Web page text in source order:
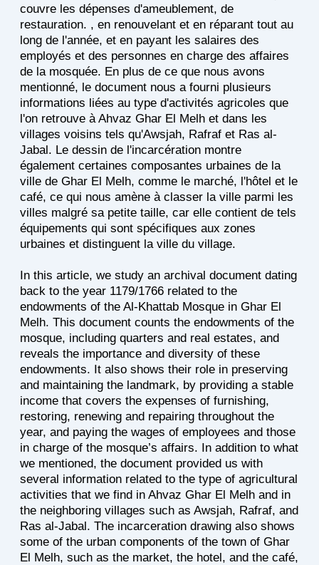
couvre les dépenses d'ameublement, de
restauration. , en renouvelant et en réparant tout au
long de l'année, et en payant les salaires des
employés et des personnes en charge des affaires
de la mosquée. En plus de ce que nous avons
mentionné, le document nous a fourni plusieurs
informations liées au type d'activités agricoles que
l'on retrouve à Ahvaz Ghar El Melh et dans les
villages voisins tels qu'Awsjah, Rafraf et Ras al-
Jabal. Le dessin de l'incarcération montre
également certaines composantes urbaines de la
ville de Ghar El Melh, comme le marché, l'hôtel et le
café, ce qui nous amène à classer la ville parmi les
villes malgré sa petite taille, car elle contient de tels
équipements qui sont spécifiques aux zones
urbaines et distinguent la ville du village.
In this article, we study an archival document dating
back to the year 1179/1766 related to the
endowments of the Al-Khattab Mosque in Ghar El
Melh. This document counts the endowments of the
mosque, including quarters and real estates, and
reveals the importance and diversity of these
endowments. It also shows their role in preserving
and maintaining the landmark, by providing a stable
income that covers the expenses of furnishing,
restoring, renewing and repairing throughout the
year, and paying the wages of employees and those
in charge of the mosque’s affairs. In addition to what
we mentioned, the document provided us with
several information related to the type of agricultural
activities that we find in Ahvaz Ghar El Melh and in
the neighboring villages such as Awsjah, Rafraf, and
Ras al-Jabal. The incarceration drawing also shows
some of the urban components of the town of Ghar
El Melh, such as the market, the hotel, and the café,